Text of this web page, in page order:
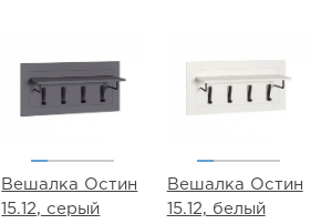
Вешалка Остин
15.12, серый
Вешалка Остин
15.12, белый